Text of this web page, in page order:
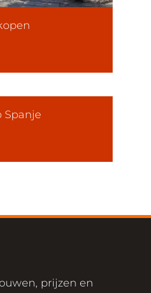
Spanje
prijzen en